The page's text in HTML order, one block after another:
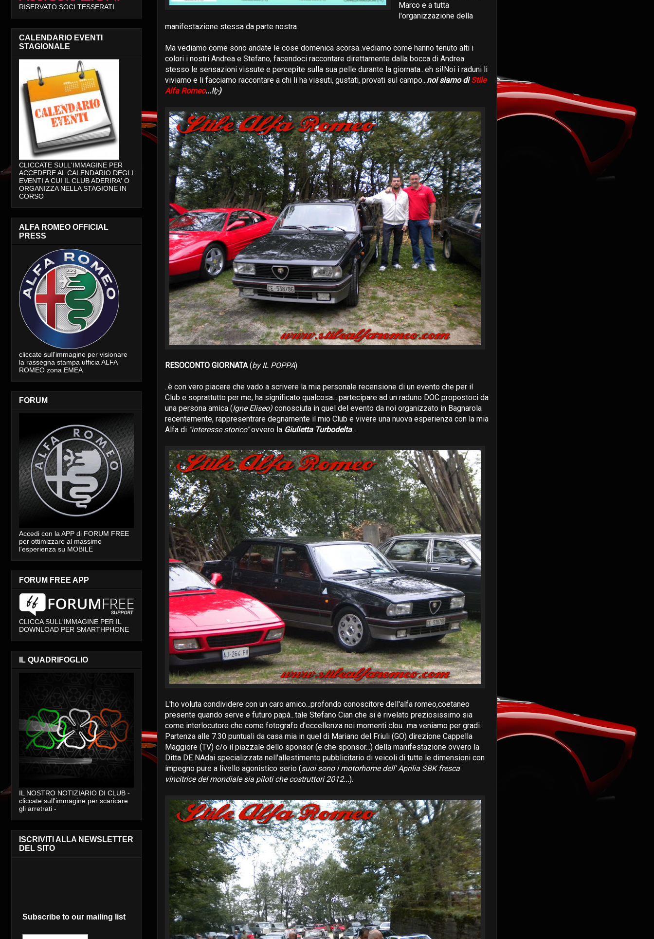
Marco e a tutta
l'organizzazione della
manifestazione stessa da parte nostra.
Ma vediamo come sono andate le cose domenica scorsa..vediamo come hanno tenuto alti i
colori i nostri Andrea e Stefano, facendoci raccontare direttamente dalla bocca di Andrea
stesso le sensazioni vissute e percepite sulla sua pelle durante la giornata...eh si!Noi i raduni li
viviamo e li facciamo raccontare a chi li ha vissuti, gustati, provati sul campo...noi siamo diStile
Alfa Romeo...!!;-)
RESOCONTO GIORNATA(by IL POPPA)
..è con vero piacere che vado a scrivere la mia personale recensione di un evento che per il
Club e soprattutto per me, ha significato qualcosa...:partecipare ad un raduno DOC propostoci da
una persona amica (Igne Eliseo) conosciuta in quel del evento da noi organizzato in Bagnarola
recentemente, rappresentrare degnamente il mio Club e vivere una nuova esperienza con la mia
Alfa di "interesse storico"ovvero la Giulietta Turbodelta...
L'ho voluta condividere con un caro amico...profondo conoscitore dell'alfa romeo,coetaneo
presente quando serve e futuro papà...tale Stefano Cian che si è rivelato preziosissimo sia
come interlocutore che come fotografo d'eccellenza nei momenti clou...ma veniamo per gradi.
Partenza alle 7.30 puntuali da casa mia in quel di Mariano del Friuli (GO) direzione Cappella
Maggiore (TV) c/o il piazzale dello sponsor (e che sponsor...) della manifestazione ovvero la
Ditta DE NAdai specializzata nell'allestimento pubblicitario di veicoli di tutte le dimensioni con
impegno pure a livello agonistico serio (suoi sono i motorhome dell' Aprilia SBK fresca
vincitrice del mondiale sia piloti che costruttori 2012...).
RISERVATO SOCI TESSERATI
CALENDARIO EVENTI
STAGIONALE
CLICCATE SULL'IMMAGINE PER
ACCEDERE AL CALENDARIO DEGLI
EVENTI A CUI IL CLUB ADERIRA' O
ORGANIZZA NELLA STAGIONE IN
CORSO
ALFA ROMEO OFFICIAL
PRESS
cliccate sull'immagine per visionare
la rassegna stampa ufficia ALFA
ROMEO zona EMEA
FORUM
Accedi con la APP di FORUM FREE
per ottimizzare al massimo
l'esperienza su MOBILE
FORUM FREE APP
CLICCA SULL'IMMAGINE PER IL
DOWNLOAD PER SMARTHPHONE
IL QUADRIFOGLIO
IL NOSTRO NOTIZIARIO DI CLUB -
cliccate sull'immagine per scaricare
gli arretrati -
ISCRIVITI ALLA NEWSLETTER
DEL SITO
Subscribe to our mailing list